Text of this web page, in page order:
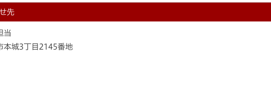
先
当
本城3丁目2145番地